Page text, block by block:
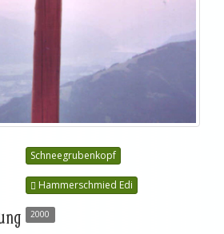
Schneegrubenkopf
Hammerschmied Edi
2000